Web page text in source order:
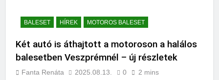
BALESET HÍREK MOTOROS BALESET
Két autó is áthajtott a motoroson a halálos
balesetben Veszprémnél – új részletek
Fanta Renáta 2025.08.13. 0 2 mins